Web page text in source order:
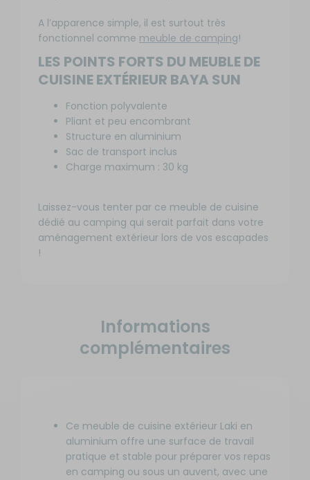
A l’apparence simple, il est surtout très
fonctionnel comme meuble de camping!
LES POINTS FORTS DU MEUBLE DE
CUISINE EXTÉRIEUR BAYA SUN
Fonction polyvalente
Pliant et peu encombrant
Structure en aluminium
Sac de transport inclus
Charge maximum : 30 kg
Laissez-vous tenter par ce meuble de cuisine
dédié au camping qui serait parfait dans votre
aménagement extérieur lors de vos escapades
!
Informations
complémentaires
Ce meuble de cuisine extérieur Laki en
aluminium offre une surface de travail
pratique et stable pour préparer vos repas
en camping ou sous un auvent, avec une